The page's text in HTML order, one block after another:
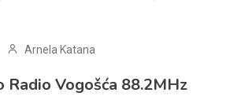
Arnela Katana
Radio Vogošća 88.2MHz